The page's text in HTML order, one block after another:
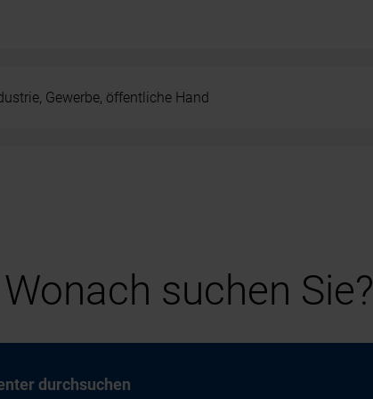
Gewerbe, öffentliche Hand
suchen Sie?
durchsuchen